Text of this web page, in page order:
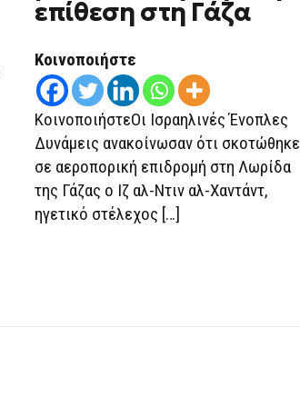
ΜΕΤΆ
ΓΆΖΑ
επίθεση στη Γάζα
Κοινοποιήστε
ΚοινοποιήστεΟι Ισραηλινές Ένοπλες
Δυνάμεις ανακοίνωσαν ότι σκοτώθηκε
σε αεροπορική επιδρομή στη Λωρίδα
της Γάζας ο Ιζ αλ-Ντιν αλ-Χαντάντ,
ηγετικό στέλεχος […]